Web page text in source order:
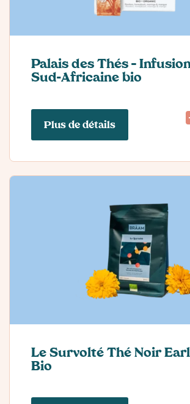
Palais des Thés –
Sud-Africaine bio
Plus de détails
Le Survolté Thé Noir
Bio